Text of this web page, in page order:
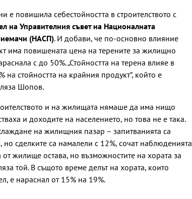
е повишила себестойността в строителството с
на Управителния съвет на Националната
(НАСП). И добави, че по-основно влияние
има повишената цена на терените за жилищно
с до 50%. „Стойността на терена влияе в
на стойността на крайния продукт“, който е
Шопов.
и на жилищата нямаше да има нищо
и доходите на населението, но това не е така.
на жилищния пазар – запитванията са
сделките са намалели с 12%, сочат наблюденията
жилище остава, но възможностите на хората за
той. В същото време делът на хората, които
е нараснал от 15% на 19%.